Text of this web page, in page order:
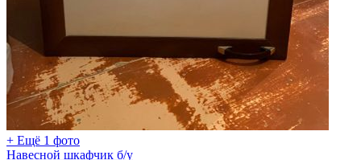
+ Ещё 1 фото
Навесной шкафчик б/у